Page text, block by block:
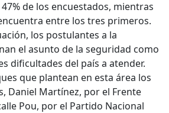
de los encuestados, mientras
entre los tres primeros.
los postulantes a la
el asunto de la seguridad como
dificultades del país a atender.
que plantean en esta área los
Daniel Martínez, por el Frente
Pou, por el Partido Nacional